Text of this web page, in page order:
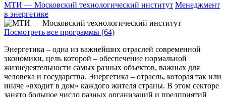
МТИ — Московский технологический институт Менеджмент
в энергетике
Посмотреть все программы (64)
Энергетика – одна из важнейших отраслей современной
экономики, цель которой – обеспечение нормальной
жизнедеятельности самых разных объектов, важных для
человека и государства. Энергетика – отрасль, которая так или
иначе «входит в дом» каждого жителя страны. В этом секторе
занято большое число разных организаций и предприятий